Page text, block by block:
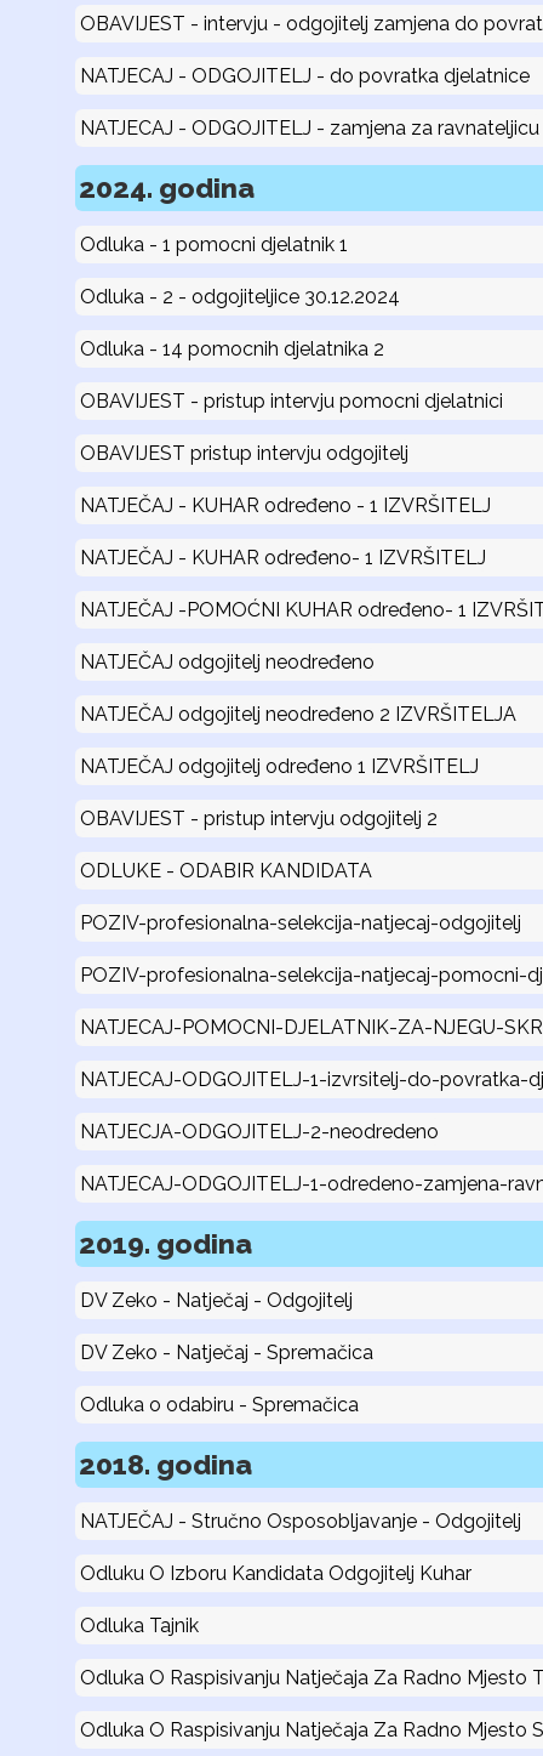
OBAVIJEST - intervju - odgojitelj zamjena do
NATJECAJ - ODGOJITELJ - do povratka djelatnice
NATJECAJ - ODGOJITELJ - zamjena za ravnateljicu
2024. godina
Odluka - 1 pomocni djelatnik 1
Odluka - 2 - odgojiteljice 30.12.2024
Odluka - 14 pomocnih djelatnika 2
OBAVIJEST - pristup intervju pomocni djelatnici
OBAVIJEST pristup intervju odgojitelj
NATJEČAJ - KUHAR određeno - 1 IZVRŠITELJ
NATJEČAJ - KUHAR određeno- 1 IZVRŠITELJ
NATJEČAJ -POMOĆNI KUHAR određeno- 1
NATJEČAJ odgojitelj neodređeno
NATJEČAJ odgojitelj neodređeno 2 IZVRŠITELJA
NATJEČAJ odgojitelj određeno 1 IZVRŠITELJ
OBAVIJEST - pristup intervju odgojitelj 2
ODLUKE - ODABIR KANDIDATA
POZIV-profesionalna-selekcija-natjecaj-odgojitelj
POZIV-profesionalna-selekcija-natjecaj-pomocni-
NATJECAJ-POMOCNI-DJELATNIK-ZA-NJEGU-
NATJECAJ-ODGOJITELJ-1-izvrsitelj-do-povratka-
NATJECJA-ODGOJITELJ-2-neodredeno
NATJECAJ-ODGOJITELJ-1-odredeno-zamjena-
2019. godina
DV Zeko - Natječaj - Odgojitelj
DV Zeko - Natječaj - Spremačica
Odluka o odabiru - Spremačica
2018. godina
NATJEČAJ - Stručno Osposobljavanje - Odgojitelj
Odluku O Izboru Kandidata Odgojitelj Kuhar
Odluka Tajnik
Odluka O Raspisivanju Natječaja Za Radno Mjesto
Odluka O Raspisivanju Natječaja Za Radno Mjesto